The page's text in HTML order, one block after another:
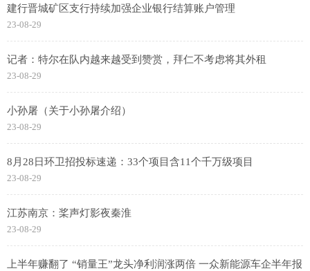
建行晋城矿区支行持续加强企业银行结算账户管理
23-08-29
记者：特尔在队内越来越受到赞赏，拜仁不考虑将其外租
23-08-29
小孙屠（关于小孙屠介绍）
23-08-29
8月28日环卫招投标速递：33个项目含11个千万级项目
23-08-29
江苏南京：桨声灯影夜秦淮
23-08-29
上半年赚翻了 “销量王”龙头净利润涨两倍 一众新能源车企半年报